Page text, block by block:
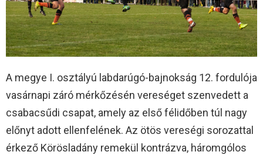
A megye I. osztályú labdarúgó-bajnokság 12. fordulója
vasárnapi záró mérkőzésén vereséget szenvedett a
csabacsűdi csapat, amely az első félidőben túl nagy
előnyt adott ellenfelének. Az ötös vereségi sorozattal
érkező Körösladány remekül kontrázva, háromgólos